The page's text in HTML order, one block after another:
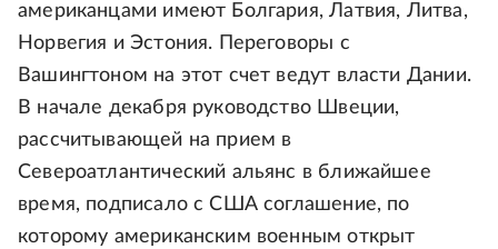
американцами имеют Болгария, Латвия, Литва,
Норвегия и Эстония. Переговоры с
Вашингтоном на этот счет ведут власти Дании.
В начале декабря руководство Швеции,
рассчитывающей на прием в
Североатлантический альянс в ближайшее
время, подписало с США соглашение, по
которому американским военным открыт